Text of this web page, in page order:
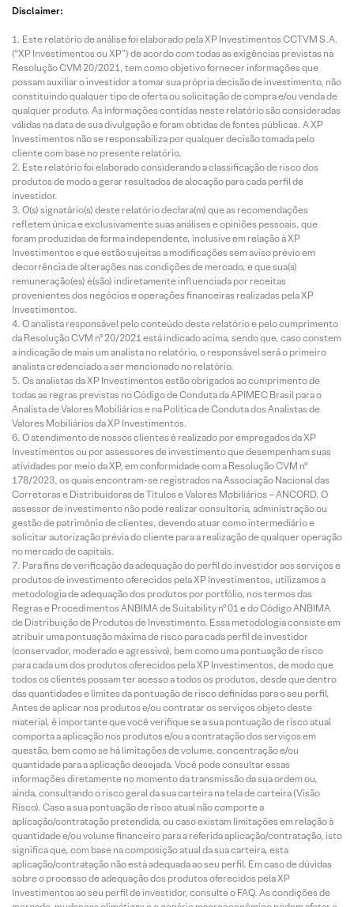
Disclaimer:
Este relatório de análise foi elaborado pela XP Investimentos CCTVM S.A.
(“XP Investimentos ou XP”) de acordo com todas as exigências previstas na
Resolução CVM 20/2021, tem como objetivo fornecer informações que
possam auxiliar o investidor a tomar sua própria decisão de investimento, não
constituindo qualquer tipo de oferta ou solicitação de compra e/ou venda de
qualquer produto. As informações contidas neste relatório são consideradas
válidas na data de sua divulgação e foram obtidas de fontes públicas. A XP
Investimentos não se responsabiliza por qualquer decisão tomada pelo
cliente com base no presente relatório.
Este relatório foi elaborado considerando a classificação de risco dos
produtos de modo a gerar resultados de alocação para cada perfil de
investidor.
O(s) signatário(s) deste relatório declara(m) que as recomendações
refletem única e exclusivamente suas análises e opiniões pessoais, que
foram produzidas de forma independente, inclusive em relação à XP
Investimentos e que estão sujeitas a modificações sem aviso prévio em
decorrência de alterações nas condições de mercado, e que sua(s)
remuneração(es) é(são) indiretamente influenciada por receitas
provenientes dos negócios e operações financeiras realizadas pela XP
Investimentos.
O analista responsável pelo conteúdo deste relatório e pelo cumprimento
da Resolução CVM nº 20/2021 está indicado acima, sendo que, caso constem
a indicação de mais um analista no relatório, o responsável será o primeiro
analista credenciado a ser mencionado no relatório.
Os analistas da XP Investimentos estão obrigados ao cumprimento de
todas as regras previstas no Código de Conduta da APIMEC Brasil para o
Analista de Valores Mobiliários e na Política de Conduta dos Analistas de
Valores Mobiliários da XP Investimentos.
O atendimento de nossos clientes é realizado por empregados da XP
Investimentos ou por assessores de investimento que desempenham suas
atividades por meio da XP, em conformidade com a Resolução CVM nº
178/2023, os quais encontram-se registrados na Associação Nacional das
Corretoras e Distribuidoras de Títulos e Valores Mobiliários – ANCORD. O
assessor de investimento não pode realizar consultoria, administração ou
gestão de patrimônio de clientes, devendo atuar como intermediário e
solicitar autorização prévia do cliente para a realização de qualquer operação
no mercado de capitais.
Para fins de verificação da adequação do perfil do investidor aos serviços e
produtos de investimento oferecidos pela XP Investimentos, utilizamos a
metodologia de adequação dos produtos por portfólio, nos termos das
Regras e Procedimentos ANBIMA de Suitability nº 01 e do Código ANBIMA
de Distribuição de Produtos de Investimento. Essa metodologia consiste em
atribuir uma pontuação máxima de risco para cada perfil de investidor
(conservador, moderado e agressivo), bem como uma pontuação de risco
para cada um dos produtos oferecidos pela XP Investimentos, de modo que
todos os clientes possam ter acesso a todos os produtos, desde que dentro
das quantidades e limites da pontuação de risco definidas para o seu perfil.
Antes de aplicar nos produtos e/ou contratar os serviços objeto deste
material, é importante que você verifique se a sua pontuação de risco atual
comporta a aplicação nos produtos e/ou a contratação dos serviços em
questão, bem como se há limitações de volume, concentração e/ou
quantidade para a aplicação desejada. Você pode consultar essas
informações diretamente no momento da transmissão da sua ordem ou,
ainda, consultando o risco geral da sua carteira na tela de carteira (Visão
Risco). Caso a sua pontuação de risco atual não comporte a
aplicação/contratação pretendida, ou caso existam limitações em relação à
quantidade e/ou volume financeiro para a referida aplicação/contratação, isto
significa que, com base na composição atual da sua carteira, esta
aplicação/contratação não está adequada ao seu perfil. Em caso de dúvidas
sobre o processo de adequação dos produtos oferecidos pela XP
Investimentos ao seu perfil de investidor, consulte o FAQ. As condições de